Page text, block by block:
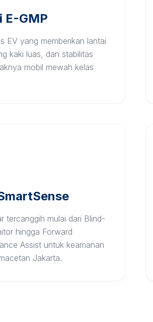
E-GMP
EV yang memberikan lantai
kaki luas, dan stabilitas
mobil mewah kelas
tercanggih mulai dari Blind-
hingga Forward
Assist untuk keamanan
Jakarta.